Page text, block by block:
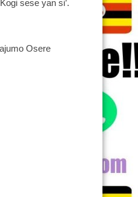
sese yan si’.
Osere